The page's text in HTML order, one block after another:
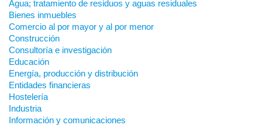
Agua; tratamiento de residuos y aguas residuales
Bienes inmuebles
Comercio al por mayor y al por menor
Construcción
Consultoría e investigación
Educación
Energía, producción y distribución
Entidades financieras
Hostelería
Industria
Información y comunicaciones